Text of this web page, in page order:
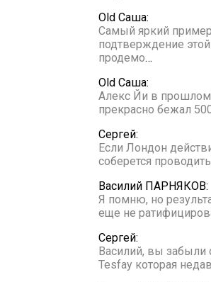
Old Саша:
Самый яркий
подтверждение
продемо…
Old Саша:
Алекс Йи в прошлом
прекрасно бежал
Сергей:
Если Лондон
соберется
Василий ПАРНЯКОВ:
Я помню, но
еще не
Сергей:
Василий, вы забыли
Tesfay которая